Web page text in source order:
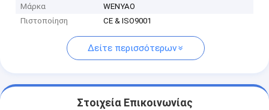
Μάρκα
WENYAO
Πιστοποίηση
CE & ISO9001
Δείτε περισσότερων
Στοιχεία Επικοινωνίας